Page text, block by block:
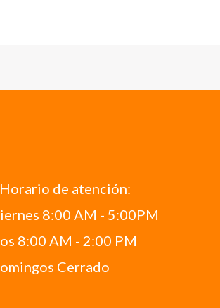
de atención:
8:00 AM - 5:00PM
8:00 AM - 2:00 PM
Cerrado